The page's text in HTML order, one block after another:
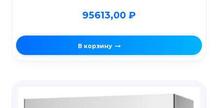
95613,00 ₽
В корзину